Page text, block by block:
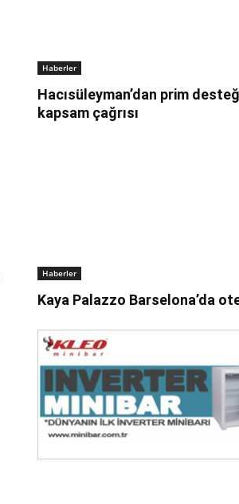
Haberler
Hacısüleyman’dan prim
kapsam çağrısı
Haberler
Kaya Palazzo Barselona’da